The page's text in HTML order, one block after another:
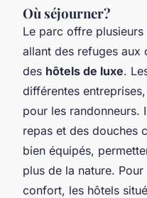
Où séjourner?
Le parc offre
allant des refuges aux
des hôtels de luxe.
différentes
pour les randonneurs.
repas et des douches
bien équipés,
plus de la nature.
confort, les hôtels